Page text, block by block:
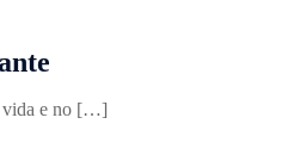
vida e no […]